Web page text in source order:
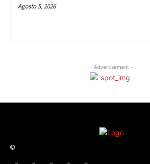
Agosto 5, 2026
- Advertisement -
©